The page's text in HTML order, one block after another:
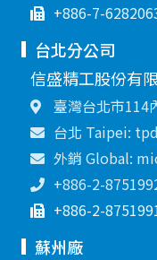
+886-7-
台北分公司
信盛精工股份有
臺灣台北市114
台北 Taipei:
外銷 Global:
+886-2-
+886-2-
蘇州廠